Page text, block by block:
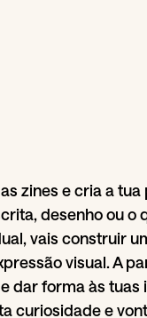
zines e cria a
desenho ou o
vais construir
visual. A
dar forma às tuas
curiosidade e